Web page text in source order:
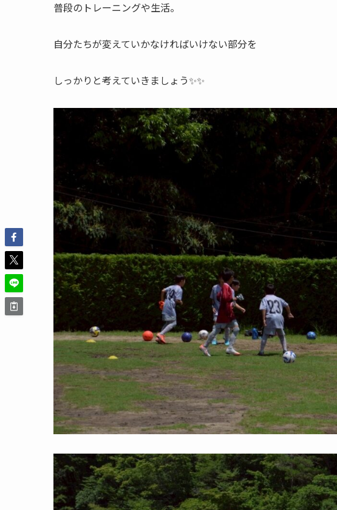
普段のトレーニングや生活。
自分たちが変えていかなければいけない部分を
しっかりと考えていきましょう✨✨